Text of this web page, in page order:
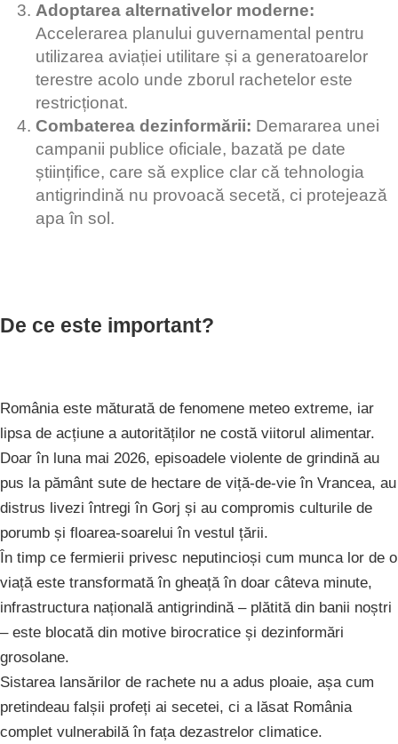
Adoptarea alternativelor moderne:
Accelerarea planului guvernamental pentru
utilizarea aviației utilitare și a generatoarelor
terestre acolo unde zborul rachetelor este
restricționat.
Combaterea dezinformării: Demararea unei
campanii publice oficiale, bazată pe date
științifice, care să explice clar că tehnologia
antigrindină nu provoacă secetă, ci protejează
apa în sol.
De ce este important?
România este măturată de fenomene meteo extreme, iar
lipsa de acțiune a autorităților ne costă viitorul alimentar.
Doar în luna mai 2026, episoadele violente de grindină au
pus la pământ sute de hectare de viță-de-vie în Vrancea, au
distrus livezi întregi în Gorj și au compromis culturile de
porumb și floarea-soarelui în vestul țării.
În timp ce fermierii privesc neputincioși cum munca lor de o
viață este transformată în gheață în doar câteva minute,
infrastructura națională antigrindină – plătită din banii noștri
– este blocată din motive birocratice și dezinformări
grosolane.
Sistarea lansărilor de rachete nu a adus ploaie, așa cum
pretindeau falșii profeți ai secetei, ci a lăsat România
complet vulnerabilă în fața dezastrelor climatice.